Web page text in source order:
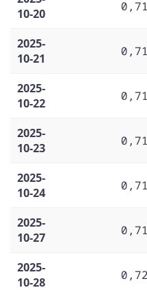
10-20
2025-
10-21
2025-
10-22
2025-
10-23
2025-
10-24
2025-
10-27
2025-
10-28